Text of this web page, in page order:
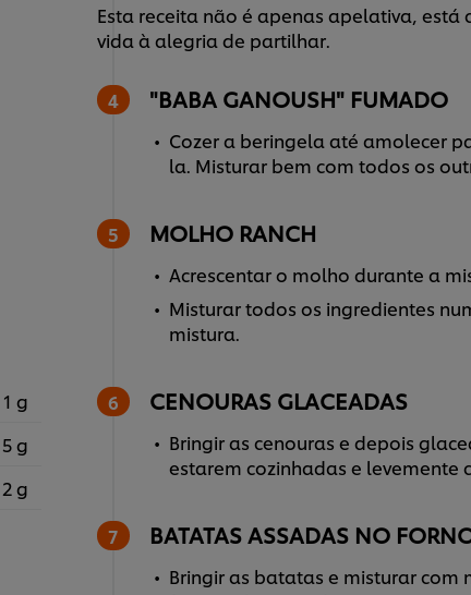
1 g
5 g
2 g
Esta receita não é apenas apelativa,
vida à alegria de partilhar.
"BABA GANOUSH" FUMADO
Cozer a beringela até amolecer
la. Misturar bem com todos os
MOLHO RANCH
Acrescentar o molho durante a
Misturar todos os ingredientes
mistura.
CENOURAS GLACEADAS
Bringir as cenouras e depois
estarem cozinhadas e levemente
BATATAS ASSADAS NO
Bringir as batatas e misturar